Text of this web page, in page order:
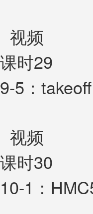
视频
课时29
9-5：takeoff
视频
课时30
10-1：